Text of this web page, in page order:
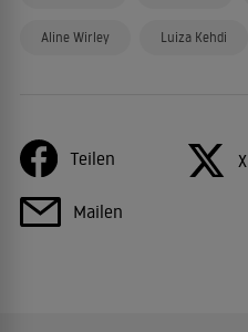
Aline Wirley Luiza Kehdi
Teilen X
Mailen